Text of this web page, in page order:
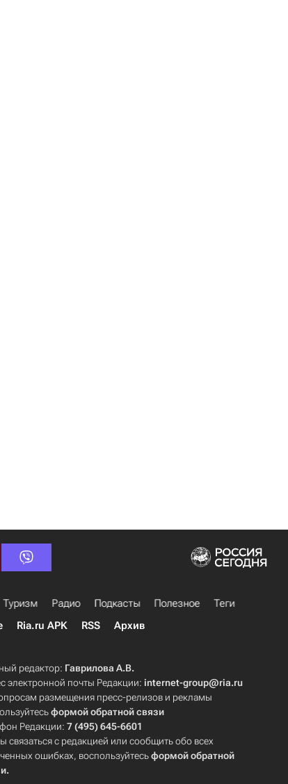
Туризм Радио Подкасты Полезное
Теги
Ria.ru APK RSS Архив
редактор: Гаврилова А.В.
электронной почты Редакции:internet-group@ria.ru
размещения пресс-релизов и рекламы
формой обратной связи
Редакции:7 (495) 645-6601
связаться с редакцией или сообщить обо всех
ошибках, воспользуйтесьформой обратной
.